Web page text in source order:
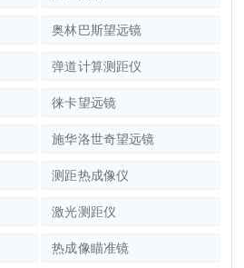
奥林巴斯望远镜
弹道计算测距仪
徕卡望远镜
施华洛世奇望远镜
测距热成像仪
激光测距仪
热成像瞄准镜